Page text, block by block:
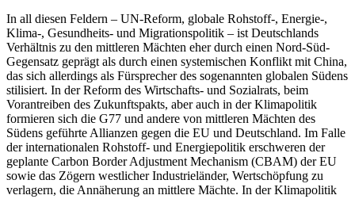
In all diesen Feldern – UN-Reform, globale Rohstoff-, Energie-,
Klima-, Gesundheits- und Migrationspolitik – ist Deutschlands
Verhältnis zu den mitt­leren Mächten eher durch einen Nord-Süd-
Gegensatz geprägt als durch einen systemischen Konflikt mit China,
das sich allerdings als Fürsprecher des so­genannten globalen Südens
stilisiert. In der Reform des Wirtschafts- und Sozialrats, beim
Vorantreiben des Zukunftspakts, aber auch in der Klimapolitik
formieren sich die G77 und andere von mittleren Mächten des
Südens geführte Allianzen gegen die EU und Deutschland. Im Falle
der internationalen Roh­stoff- und Energiepolitik erschweren der
geplante Carbon Border Adjustment Mechanism (CBAM) der EU
sowie das Zögern westlicher Industrieländer, Wert­schöpfung zu
verlagern, die Annäherung an mittlere Mächte. In der Klimapolitik